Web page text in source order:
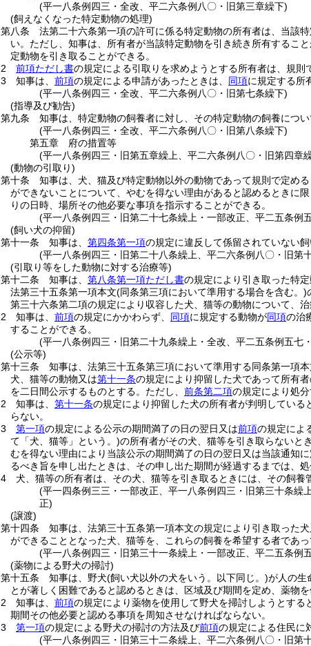
(平一八条例四三・全改、平二六条例八〇・旧第三章繰下)
(飼えなくなった特定動物の処理)
第八条
法第二十六条第一項の許可に係る特定動物の所有者は、当該
い。 ただし、知事は、所有者が当該特定動物を引き続き所有するこ
定動物を引き取ることができる。
2
前項ただし書の規定による引取りを求めようとする所有者は、規則
3
知事は、 前項の規定による申請があったときは、 同項に規定する所
(平一八条例四三・全改、平二六条例八〇・旧第七条繰下)
(指導及び勧告)
第九条
知事は、特定動物の飼養者に対し、その特定動物の飼養につ
(平一八条例四三・全改、平二六条例八〇・旧第八条繰下)
第五章
府の措置等
(平一八条例四三・旧第五章繰上、平二六条例八〇・旧第四章
(動物の引取り)
第十条
知事は、犬、猫及び特定動物以外の動物であって規則で定め
ができないことについて、やむを得ない理由があると認めるときに限
りの日時、場所その他必要な事項を指示することができる。
(平一八条例四三・旧第二十七条繰上・一部改正、平二五条例
(飼い犬の抑留)
第十一条
知事は、 第四条第一項の規定に違反して係留されていない
(平一八条例四三・旧第二十八条繰上、平二六条例八〇・旧第
(引取り等をした動物に対する治療等)
第十二条
知事は、 第八条第一項ただし書の規定により引き取った特定
法第三十五条第一項本文(同条第三項において準用する場合を含む。)
第三十六条第二項の規定により収容した犬、猫等の動物について、
2
知事は、 前項の規定にかかわらず、 同項に規定する動物が同項の治
することができる。
(平一八条例四三・旧第二十九条繰上・全改、平二五条例五七
(公示等)
第十三条
知事は、法第三十五条第三項において準用する同条第一項
犬、猫等の動物又は第十一条の規定により抑留した犬であって所有
を二日間公示するものとする。 ただし、 前条第二項の規定により処
2
知事は、 第十一条の規定により抑留した犬の所有者が判明してい
らない。
3
第一項の規定による公示の期間満了の日の翌日又は前項の規定によ
て「犬、猫等」という。)の所有者がその犬、猫等を引き取らないと
むを得ない理由により当該公示の期間満了の日の翌日又は当該通知
るべき旨を申し出たときは、その申し出た期間が経過するまでは、処
4
犬、猫等の所有者は、その犬、猫等を引き取るときには、その飼
(平一四条例三三・一部改正、平一八条例四三・旧第三十条
正)
(譲渡)
第十四条
知事は、法第三十五条第一項本文の規定により引き取った犬
ができることとなった犬、猫等を、これらの飼養を希望する者であ
(平一八条例四三・旧第三十一条繰上・一部改正、平二五条
(薬物による野犬の掃討)
第十五条
知事は、野犬(飼い犬以外の犬をいう。以下同じ。)が人の生
とが著しく困難であると認めるときは、区域及び期間を定め、薬物
2
知事は、 前項の規定により薬物を使用して野犬を掃討しようとす
期間その他必要と認める事項を周知させなければならない。
3
第一項の規定による野犬の掃討の方法及び前項の規定による住民に
(平一八条例四三・旧第三十二条繰上、平二六条例八〇・旧第